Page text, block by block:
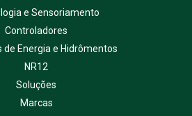
e Sensoriamento
Controladores
de Energia e Hidrômentos
NR12
Soluções
Marcas